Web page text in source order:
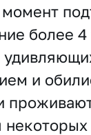
более 4
и